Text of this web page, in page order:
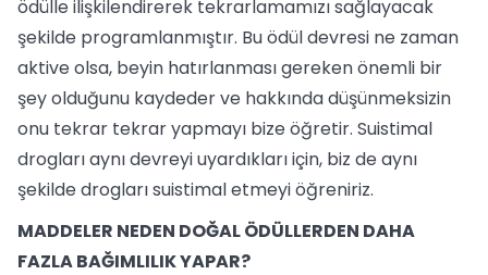
ödülle ilişkilendirerek tekrarlamamızı sağlayacak
şekilde programlanmıştır. Bu ödül devresi ne zaman
aktive olsa, beyin hatırlanması gereken önemli bir
şey olduğunu kaydeder ve hakkında düşünmeksizin
onu tekrar tekrar yapmayı bize öğretir. Suistimal
drogları aynı devreyi uyardıkları için, biz de aynı
şekilde drogları suistimal etmeyi öğreniriz.
MADDELER NEDEN DOĞAL ÖDÜLLERDEN DAHA
FAZLA BAĞIMLILIK YAPAR?